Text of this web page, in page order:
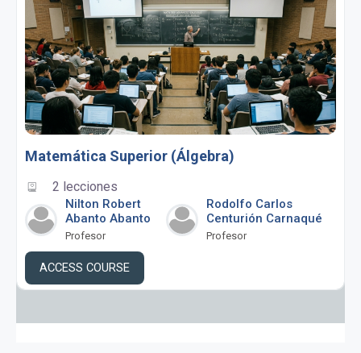
Matemática Superior (Álgebra)
2 lecciones
Nilton Robert
Abanto Abanto
Profesor
Rodolfo Carlos
Centurión Carnaqué
Profesor
ACCESS COURSE